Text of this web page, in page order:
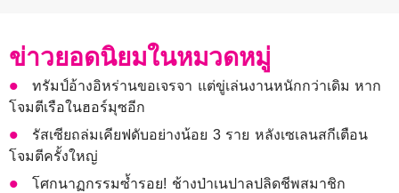
ข่าวยอดนิยมในหมวดหมู่
ทรัมป์อ้างอิหร่านขอเจรจา แต่ขู่เล่นงานหนักกว่าเดิม หาก
โจมตีเรือในฮอร์มุซอีก
รัสเซียถล่มเคียฟดับอย่างน้อย 3 ราย หลังเซเลนสกีเตือน
โจมตีครั้งใหญ่
โศกนาฏกรรมซ้ำรอย! ช้างป่าเนปาลปลิดชีพสมาชิก